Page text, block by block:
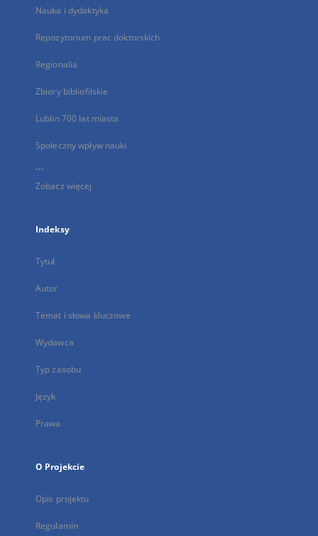
Nauka i dydaktyka
Repozytorium prac doktorskich
Regionalia
Zbiory bibliofilskie
Lublin 700 lat miasta
Społeczny wpływ nauki
...
Zobacz więcej
Indeksy
Tytuł
Autor
Temat i słowa kluczowe
Wydawca
Typ zasobu
Język
Prawa
O Projekcie
Opis projektu
Regulamin